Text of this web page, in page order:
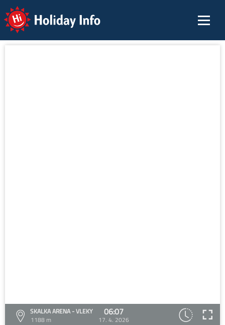
Holiday Info
SKALKA ARENA - VLEKY
1188 m
06:07
17. 4. 2026